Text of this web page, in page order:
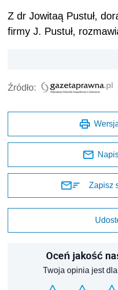
Z dr Jowitaą Pustuł,
firmy J. Pustuł,
Źródło:
Zapisz
Oceń jakość
Twoja opinia jest